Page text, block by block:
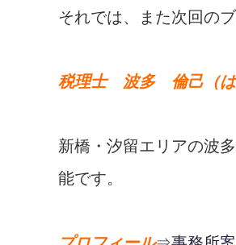
それでは、また次回のブ
税理士 波多 倫己（は
新橋・汐留エリアの波多
能です。